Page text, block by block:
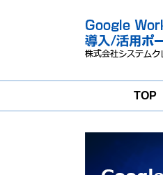
TOP